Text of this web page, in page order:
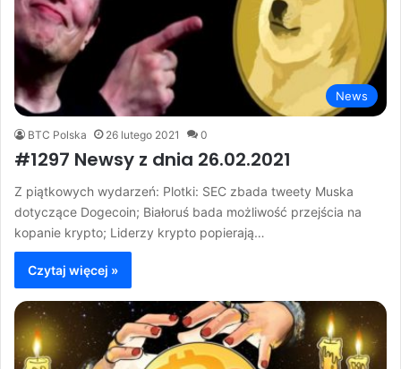
News
BTC Polska 26 lutego 2021 0
#1297 Newsy z dnia 26.02.2021
Z piątkowych wydarzeń: Plotki: SEC zbada tweety Muska
dotyczące Dogecoin; Białoruś bada możliwość przejścia na
kopanie krypto; Liderzy krypto popierają…
Czytaj więcej »